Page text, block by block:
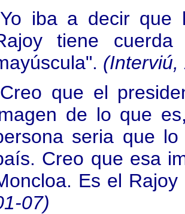
iba a decir que
tiene
(Interviú,
que el
de lo que
seria que
Creo que esa
Es el
07)